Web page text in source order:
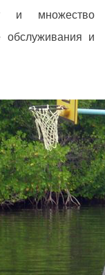
и множество
обслуживания и